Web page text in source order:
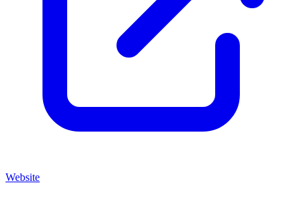
Website